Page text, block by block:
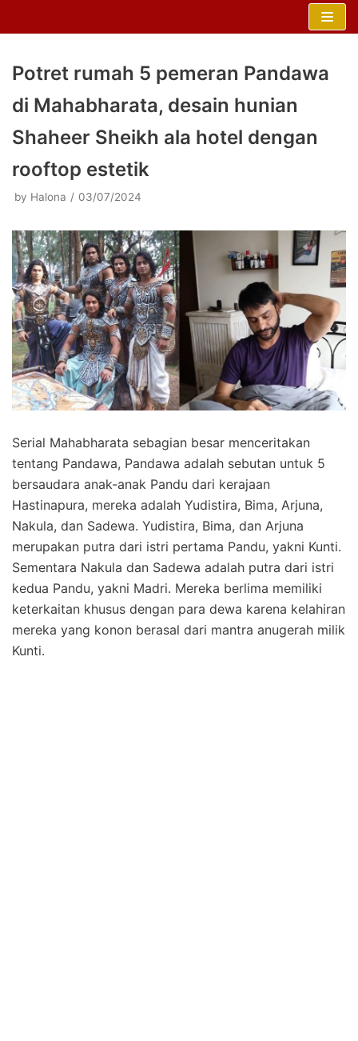
Potret rumah 5 pemeran Pandawa
di Mahabharata, desain hunian
Shaheer Sheikh ala hotel dengan
rooftop estetik
by Halona 03/07/2024
Serial Mahabharata sebagian besar menceritakan
tentang Pandawa, Pandawa adalah sebutan untuk 5
bersaudara anak-anak Pandu dari kerajaan
Hastinapura, mereka adalah Yudistira, Bima, Arjuna,
Nakula, dan Sadewa. Yudistira, Bima, dan Arjuna
merupakan putra dari istri pertama Pandu, yakni Kunti.
Sementara Nakula dan Sadewa adalah putra dari istri
kedua Pandu, yakni Madri. Mereka berlima memiliki
keterkaitan khusus dengan para dewa karena kelahiran
mereka yang konon berasal dari mantra anugerah milik
Kunti.